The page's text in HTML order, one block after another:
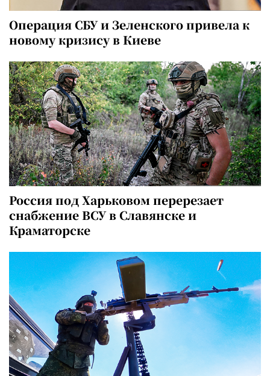
Операция СБУ и Зеленского привела к
новому кризису в Киеве
Россия под Харьковом перерезает
снабжение ВСУ в Славянске и
Краматорске